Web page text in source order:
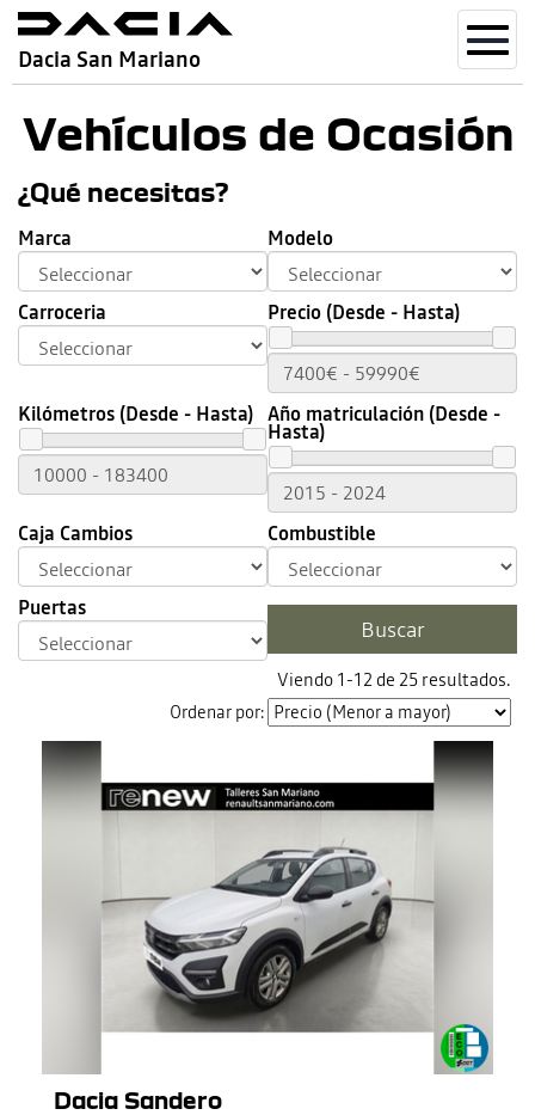
Dacia San Mariano
Vehículos de Ocasión
¿Qué necesitas?
Marca Modelo
Carroceria Precio (Desde - Hasta)
Kilómetros (Desde - Hasta) Año matriculación (Desde -
Hasta)
Caja Cambios Combustible
Puertas
Viendo 1-12 de 25 resultados.
Ordenar por:
Dacia Sandero